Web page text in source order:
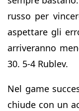
russo per
aspettare gli
arriveranno
30. 5-4 Rublev.
Nel game
chiude con un